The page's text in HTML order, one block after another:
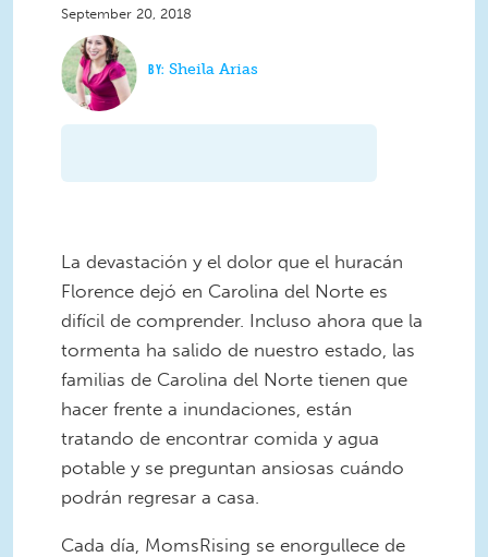
September 20, 2018
Sheila Arias
La devastación y el dolor que el huracán
Florence dejó en Carolina del Norte es
difícil de comprender. Incluso ahora que la
tormenta ha salido de nuestro estado, las
familias de Carolina del Norte tienen que
hacer frente a inundaciones, están
tratando de encontrar comida y agua
potable y se preguntan ansiosas cuándo
podrán regresar a casa.
Cada día, MomsRising se enorgullece de